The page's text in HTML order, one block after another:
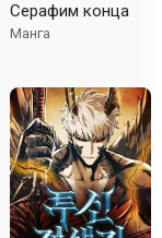
Серафим конца
Манга